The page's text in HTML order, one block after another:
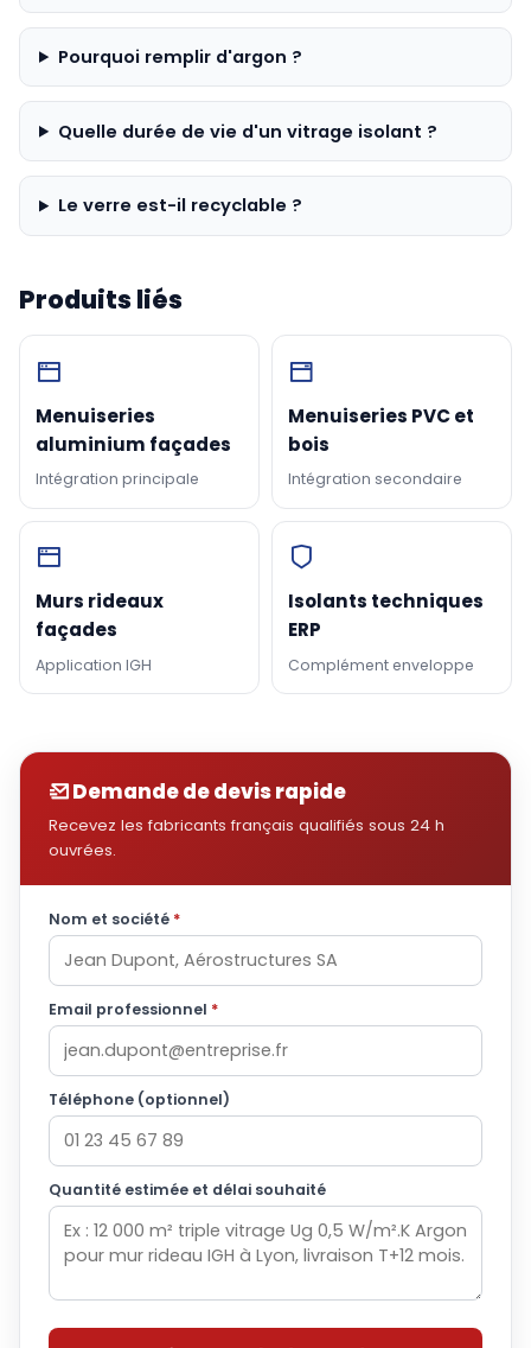
Pourquoi remplir d'argon ?
Quelle durée de vie d'un vitrage isolant ?
Le verre est-il recyclable ?
Produits liés
Menuiseries
aluminium façades
Intégration principale
Menuiseries PVC et
bois
Intégration secondaire
Murs rideaux
façades
Application IGH
Isolants techniques
ERP
Complément enveloppe
Demande de devis rapide
Recevez les fabricants français qualifiés sous 24 h
ouvrées.
Nom et société *
Email professionnel *
Téléphone (optionnel)
Quantité estimée et délai souhaité